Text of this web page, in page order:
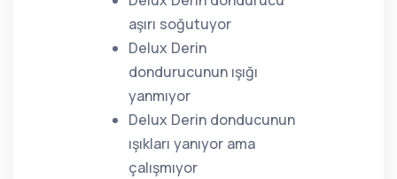
aşırı soğutuyor
Delux Derin
dondurucunun ışığı
yanmıyor
Delux Derin donducunun
ışıkları yanıyor ama
çalışmıyor